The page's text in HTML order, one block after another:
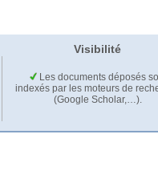
Visibilité
Les documents déposés
indexés par les moteurs de
(Google Scholar,…).